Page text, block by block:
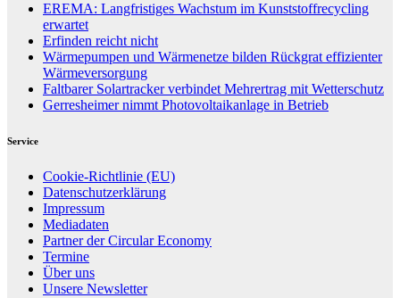
EREMA: Langfristiges Wachstum im Kunststoffrecycling
erwartet
Erfinden reicht nicht
Wärmepumpen und Wärmenetze bilden Rückgrat effizienter
Wärmeversorgung
Faltbarer Solartracker verbindet Mehrertrag mit Wetterschutz
Gerresheimer nimmt Photovoltaikanlage in Betrieb
Service
Cookie-Richtlinie (EU)
Datenschutzerklärung
Impressum
Mediadaten
Partner der Circular Economy
Termine
Über uns
Unsere Newsletter